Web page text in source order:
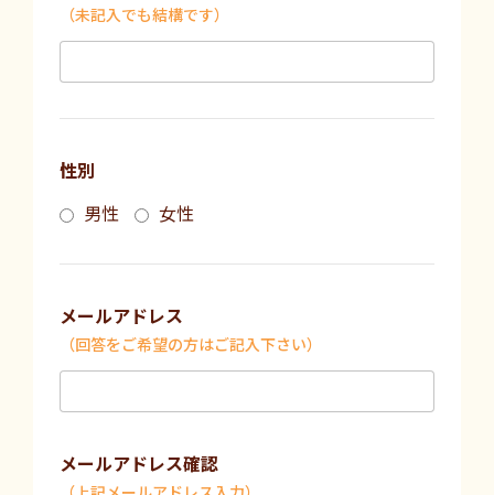
（未記入でも結構です）
性別
男性
女性
メールアドレス
（回答をご希望の方はご記入下さい）
メールアドレス確認